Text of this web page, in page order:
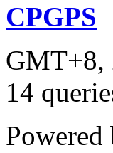
CPGPS
GMT+8,
14
Powered